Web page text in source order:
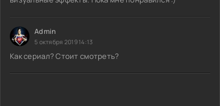
Admin
5 октября 2019 14:13
Как сериал? Стоит смотреть?